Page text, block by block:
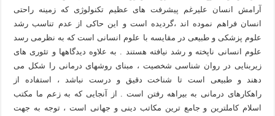
آرامش انسان علیرغم پیشرفت های عظیم تکنولوژی که زمینه راحتی
انسان فراهم نموده اند ،گردیده است و این حاکی از عدم تناسب رشد
علوم پزشکی و طبیعی در مقایسه با علوم انسانی است که به نظرمی رسد
علوم انسانی ناپخته و رشد نیافته هستند . به علاوه دیدگاهها و تئوری های
زیربنایی در روان شناسی شخصیت ، مبنای روشهای درمانی را شکل می
دهند و طبیعی است تا شناخت دقیق و درست نباشد ، استفاده از
راهکارهای درمانی به بیراهه رفتن است . از آنجایی که به زعم ما مکتب
اسلام کاملترین و جامع ترین مکاتب دینی و جهانی است ، توجه به جهت